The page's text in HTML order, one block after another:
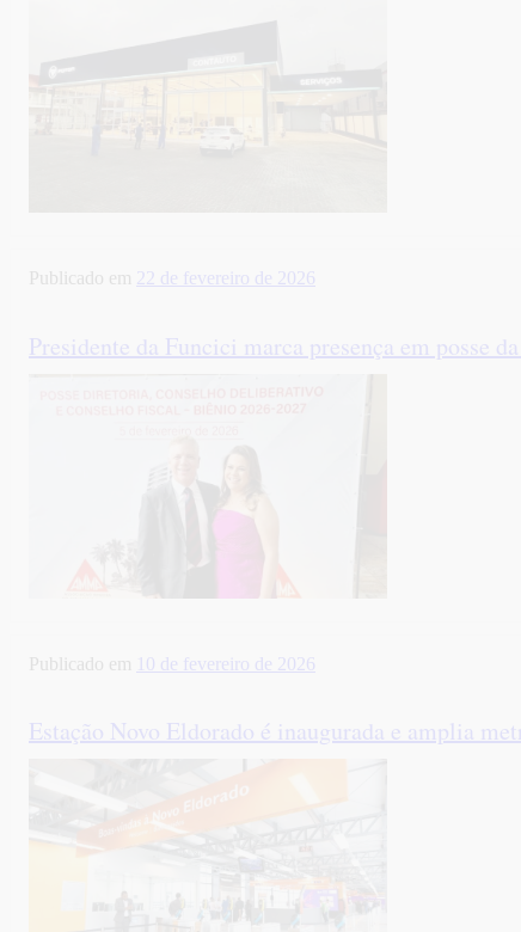
Publicado em 22 de fevereiro de 2026
Presidente da Funcici marca presença em posse
Publicado em 10 de fevereiro de 2026
Estação Novo Eldorado é inaugurada e amplia